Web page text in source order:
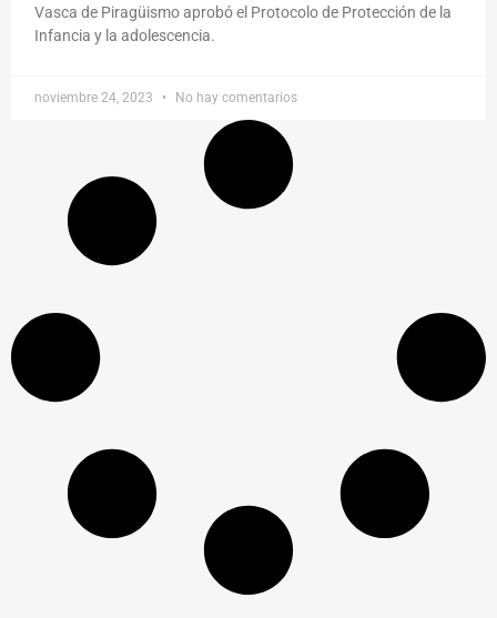
Vasca de Piragüismo aprobó el Protocolo de Protección de la
Infancia y la adolescencia.
noviembre 24, 2023 No hay comentarios